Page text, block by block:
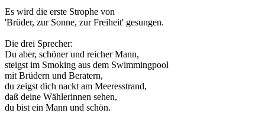
Es wird die erste Strophe von
'Brüder, zur Sonne, zur Freiheit' gesungen.
Die drei Sprecher:
Du aber, schöner und reicher Mann,
steigst im Smoking aus dem Swimmingpool
mit Brüdern und Beratern,
du zeigst dich nackt am Meeresstrand,
daß deine Wählerinnen sehen,
du bist ein Mann und schön.